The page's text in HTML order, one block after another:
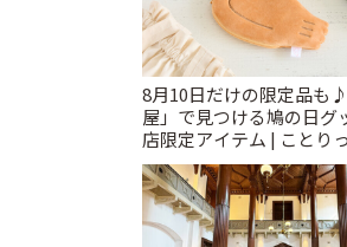
8月10日だけの限定品も
屋」で見つける鳩の日グ
店限定アイテム | ことり